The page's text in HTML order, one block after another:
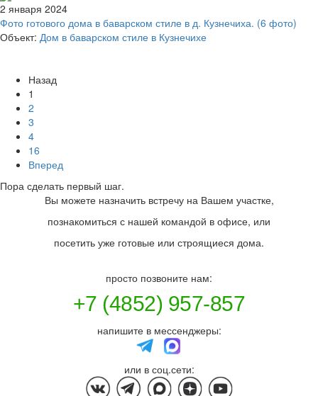
2 января 2024
Фото готового дома в баварском стиле в д. Кузнечиха. (6 фото)
Объект: Дом в баварском стиле в Кузнечихе
Назад
1
2
3
4
16
Вперед
Пора сделать первый шаг.
Вы можете назначить встречу на Вашем участке,
познакомиться с нашей командой в офисе, или
посетить уже готовые или строящиеся дома.
просто позвоните нам:
+7 (4852) 957-857
напишите в мессенджеры:
или в соц.сети: